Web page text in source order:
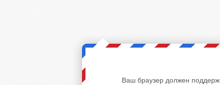
Ваш браузер должен